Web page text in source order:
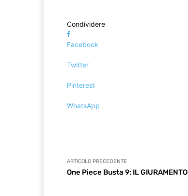
Condividere
Facebook
Twitter
Pinterest
WhatsApp
ARTICOLO PRECEDENTE
One Piece Busta 9: IL GIURAMENTO